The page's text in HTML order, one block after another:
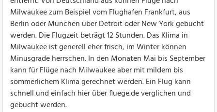
Milwaukee zum Beispiel vom Flughafen Frankfurt, aus
Berlin oder München über Detroit oder New York gebucht
werden. Die Flugzeit beträgt 12 Stunden. Das Klima in
Milwaukee ist generell eher frisch, im Winter können
Minusgrade herrschen. In den Monaten Mai bis September
kann für Flüge nach Milwaukee aber mit mildem bis
sommerlichem Klima gerechnet werden. Ein Flug kann
schnell und einfach hier über fluege.de verglichen und
gebucht werden.